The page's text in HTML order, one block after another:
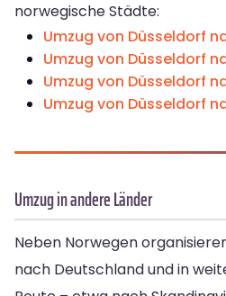
norwegische Städte:
Umzug von Düsseldorf
Umzug von Düsseldorf
Umzug von Düsseldorf
Umzug von Düsseldorf
Umzug in andere Länder
Neben Norwegen
nach Deutschland und in